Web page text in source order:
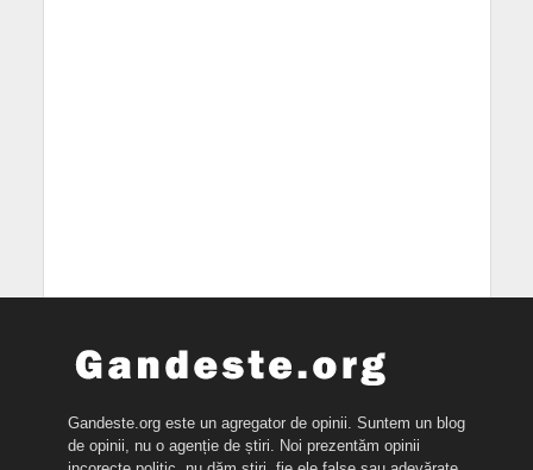
Gandeste.org este un agregator de opinii. Suntem un blog
de opinii, nu o agenție de știri. Noi prezentăm opinii